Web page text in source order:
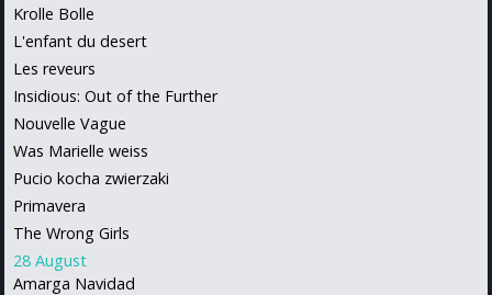
Krolle Bolle
L'enfant du desert
Les reveurs
Insidious: Out of the Further
Nouvelle Vague
Was Marielle weiss
Pucio kocha zwierzaki
Primavera
The Wrong Girls
28 August
Amarga Navidad